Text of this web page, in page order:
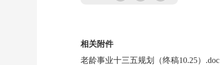
相关附件
老龄事业十三五规划（终稿10.25）.doc